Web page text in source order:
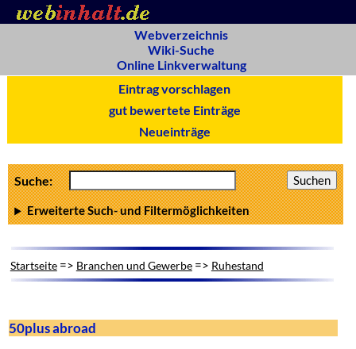
Webverzeichnis
Wiki-Suche
Online Linkverwaltung
Eintrag vorschlagen
gut bewertete Einträge
Neueinträge
Suche:
Erweiterte Such- und Filtermöglichkeiten
Startseite=> Branchen und Gewerbe=> Ruhestand
50plus abroad